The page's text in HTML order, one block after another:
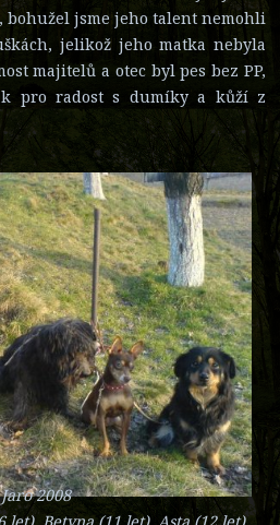
jsme jeho talent nemohli
jelikož jeho matka nebyla
majitelů a otec byl pes bez PP,
pro radost s dumíky a kůží z
Jaro 2008